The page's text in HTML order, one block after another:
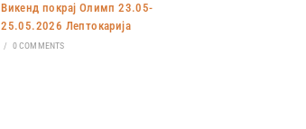
Викенд покрај Олимп 23.05-
25.05.2026 Лептокарија
/ 0 COMMENTS